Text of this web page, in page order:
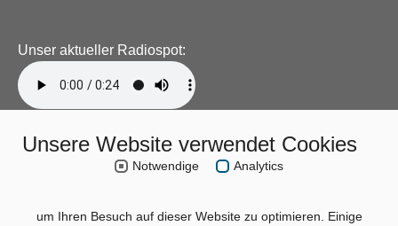
Unser aktueller Radiospot:
Unsere Website verwendet Cookies
Notwendige Analytics
um Ihren Besuch auf dieser Website zu optimieren. Einige